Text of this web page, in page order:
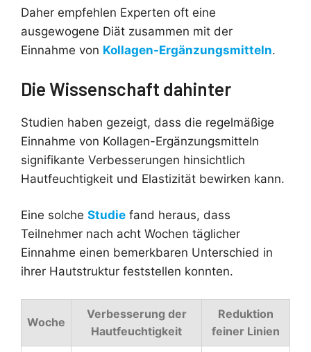
Daher empfehlen Experten oft eine
ausgewogene Diät zusammen mit der
Einnahme von Kollagen-Ergänzungsmitteln.
Die Wissenschaft dahinter
Studien haben gezeigt, dass die regelmäßige
Einnahme von Kollagen-Ergänzungsmitteln
signifikante Verbesserungen hinsichtlich
Hautfeuchtigkeit und Elastizität bewirken kann.
Eine solche Studie fand heraus, dass
Teilnehmer nach acht Wochen täglicher
Einnahme einen bemerkbaren Unterschied in
ihrer Hautstruktur feststellen konnten.
Woche
Verbesserung der
Hautfeuchtigkeit
Reduktion
feiner Linien